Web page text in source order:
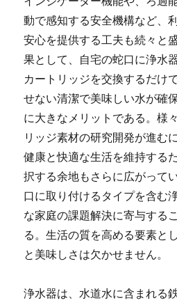
動で感知する安全機構など、
安心を提供する工夫も続々と
果として、自宅の蛇口に浄水
カートリッジを交換するだけ
せない清潔で美味しい水が確
に大きなメリットである。様
リッジ素材の研究開発が進む
健康と快適な生活を維持する
択する余地もさらに広がって
口に取り付けるタイプを含む
な家庭の課題解決に寄与する
る。生活の質を高める要素と
と美味しさは欠かせません。
浄水器は、水道水に含まれる